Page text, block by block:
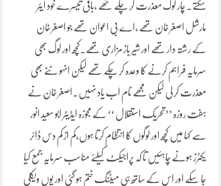
سکتے۔ چار لوگ معذرت کر چکے تھے ،باقی تیسرے خود ایئر
مارشل اصغر خان تھے ،اے بی اعوان تھے جو اصغر خان
کے رشتہ دار تھے اور شیر باز مزاری تھے۔کچھ اور لوگ بھی
سرمایہ فراہم کرنے کا وعدہ کر چکے تھے لیکن انہو ںنے بھی
معذرت کر لی لیکن مجھے نام اب یاد نہیں۔اصغر خان نے
ہفت روزہ ’’تحریک استقلال ‘‘ کے مجوزہ ایڈیٹر ابو سعید انور
سے کہا میں کچھ اور لوگوں کا انتظام کرتا ہوں،کم از کم دس ڈائر
یکٹرز ہونے چاہئیں تا کہ پراجیکٹ کیلئے مناسب سرمایہ جمع کیا
جا سکے اور اس کے ساتھ ہی میٹنگ ختم ہو گئی اور یوں ویکلی